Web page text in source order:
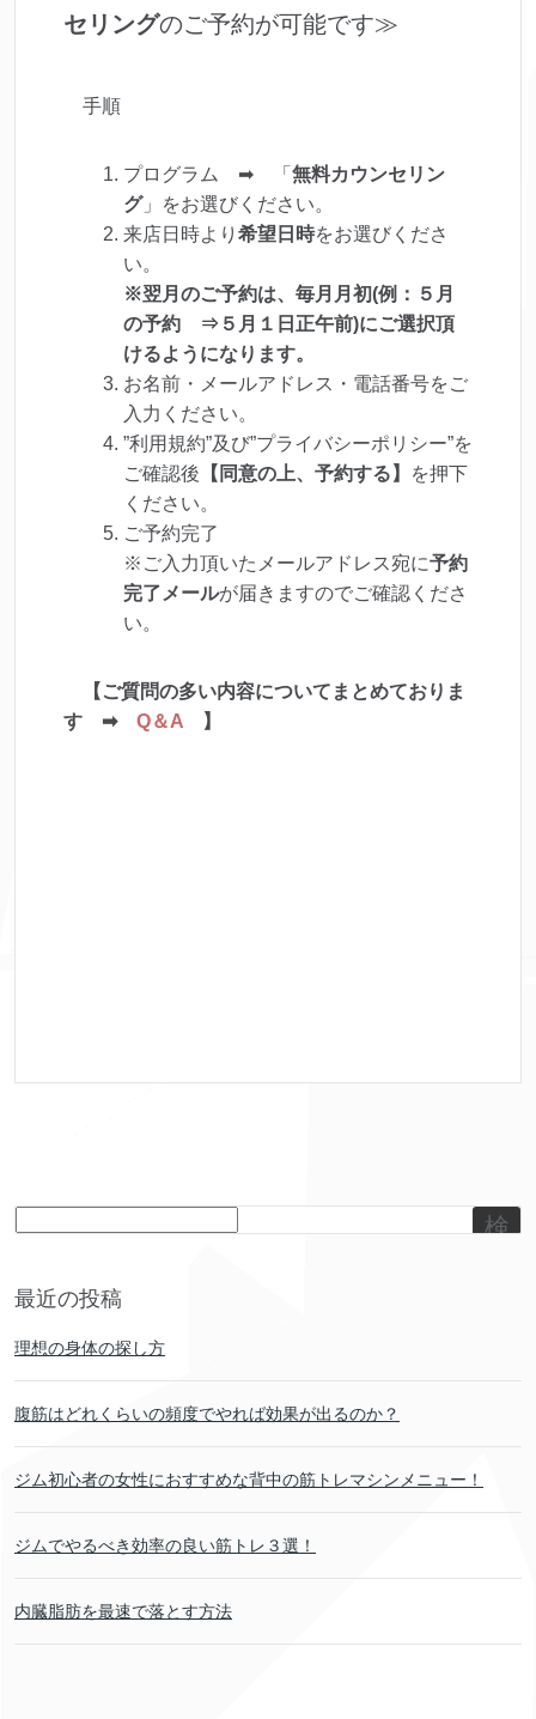
セリングのご予約が可能です≫
手順
プログラム ➡ 「 無料カウンセリン
グ」をお選びください。
来店日時より 希望日時をお選びくださ
い。
※翌月のご予約は、毎月月初(例：５月
の予約 ⇒５月１日正午前)にご選択頂
けるようになります。
お名前・メールアドレス・電話番号をご
入力ください。
”利用規約”及び”プライバシーポリシー”を
ご確認後 【同意の上、予約する】
を押下
ください。
ご予約完了
※ご入力頂いたメールアドレス宛に予約
完了メールが届きますのでご確認くださ
い。
【ご質問の多い内容についてまとめておりま
す ➡ Q＆A 】
検
最近の投稿
理想の身体の探し方
腹筋はどれくらいの頻度でやれば効果が出るのか？
ジム初心者の女性におすすめな背中の筋トレマシンメニュー！
ジムでやるべき効率の良い筋トレ３選！
内臓脂肪を最速で落とす方法